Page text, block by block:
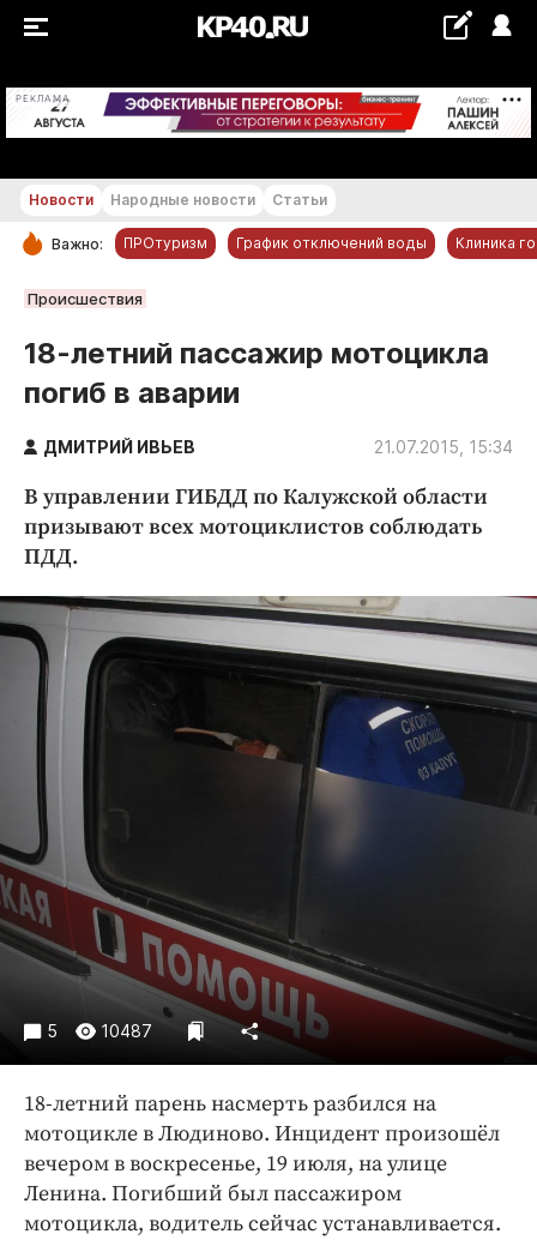
РЕКЛАМА +16...+17 °С
РУБРИКИ
Обнинск
Статьи
Народные новости
Благоустройство
Недвижимость и ЖКХ
Образование
Общество
Погода
Происшествия
Спорт
Экономика и бизнес
ПРОЕКТЫ
Блоги
Издания
Медиаперсона
Клиника года
Работодатель года
Новости Народные новости Статьи
Важно: ПРОтуризм График отключений воды Клиника
Происшествия
18-летний пассажир мотоцикла
погиб в аварии
ДМИТРИЙ ИВЬЕВ 21.07.2015, 15:34
В управлении ГИБДД по Калужской области
призывают всех мотоциклистов соблюдать
ПДД.
5 10487
18-летний парень насмерть разбился на
мотоцикле в Людиново. Инцидент произошёл
вечером в воскресенье, 19 июля, на улице
Ленина. Погибший был пассажиром
мотоцикла, водитель сейчас устанавливается.